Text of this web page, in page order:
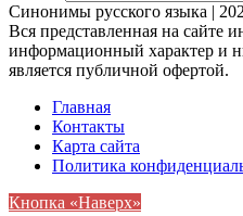
Синонимы русского языка |
Вся представленная на сайте
информационный характер и
является публичной офертой.
Главная
Контакты
Карта сайта
Политика
Кнопка «Наверх»